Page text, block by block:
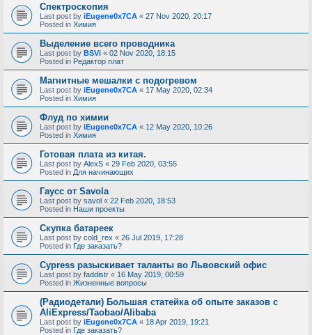
Спектроскопия
Last post by iEugene0x7CA « 27 Nov 2020, 20:17
Posted in Химия
Выделение всего проводника
Last post by BSVi « 02 Nov 2020, 18:15
Posted in Редактор плат
Магнитные мешалки с подогревом
Last post by iEugene0x7CA « 17 May 2020, 02:34
Posted in Химия
Флуд по химии
Last post by iEugene0x7CA « 12 May 2020, 10:26
Posted in Химия
Готовая плата из китая.
Last post by AlexS « 29 Feb 2020, 03:55
Posted in Для начинающих
Гаусс от Savola
Last post by savol « 22 Feb 2020, 18:53
Posted in Наши проекты
Скупка батареек
Last post by cold_rex « 26 Jul 2019, 17:28
Posted in Где заказать?
Cypress разыскивает таланты во Львовский офис
Last post by faddistr « 16 May 2019, 00:59
Posted in Жизненные вопросы
(Радиодетали) Большая статейка об опыте заказов с
AliExpress/Taobao/Alibaba
Last post by iEugene0x7CA « 18 Apr 2019, 19:21
Posted in Где заказать?